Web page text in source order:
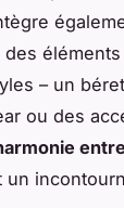
– un
ou des
un